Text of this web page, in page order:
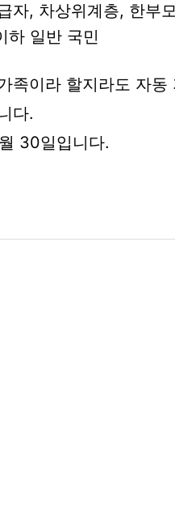
자, 차상위계층, 한부
하 일반 국민
족이라 할지라도 자동
다.
30일입니다.